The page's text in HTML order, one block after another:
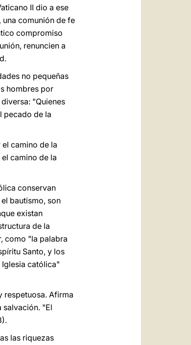
II dio a ese
comunión de fe
compromiso
renuncien a
no pequeñas
hombres por
"Quienes
pecado de la
camino de la
camino de la
conservan
bautismo, son
existan
de la
como "la palabra
Santo, y los
católica"
respetuosa. Afirma
salvación. "El
las riquezas